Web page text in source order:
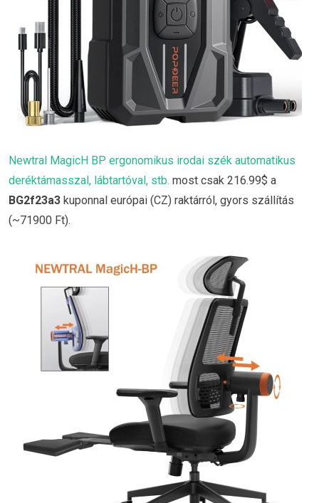
Newtral MagicH BP ergonomikus irodai szék automatikus
deréktámasszal, lábtartóval, stb. most csak 216.99$ a
BG2f23a3 kuponnal európai (CZ) raktárról, gyors szállítás
(~71900 Ft).